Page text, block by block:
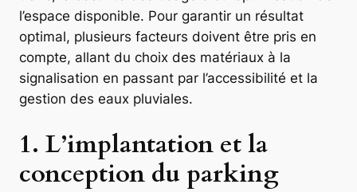
l’espace disponible. Pour garantir un résultat
optimal, plusieurs facteurs doivent être pris en
compte, allant du choix des matériaux à la
signalisation en passant par l’accessibilité et la
gestion des eaux pluviales.
1. L’implantation et la
conception du parking